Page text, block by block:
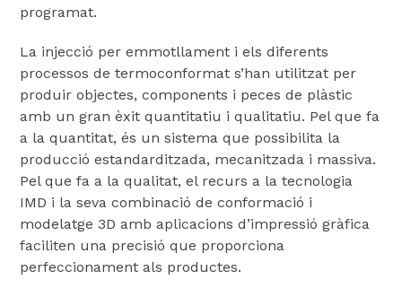
programat.
La injecció per emmotllament i els diferents
processos de termoconformat s’han utilitzat per
produir objectes, components i peces de plàstic
amb un gran èxit quantitatiu i qualitatiu. Pel que fa
a la quantitat, és un sistema que possibilita la
producció estandarditzada, mecanitzada i massiva.
Pel que fa a la qualitat, el recurs a la tecnologia
IMD i la seva combinació de conformació i
modelatge 3D amb aplicacions d’impressió gràfica
faciliten una precisió que proporciona
perfeccionament als productes.